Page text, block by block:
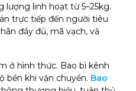
linh hoạt từ 5–25kg.
trực tiếp đến người tiêu
đầy đủ, mã vạch, và
ở hình thức. Bao bì kênh
bền khi vận chuyển. Bao